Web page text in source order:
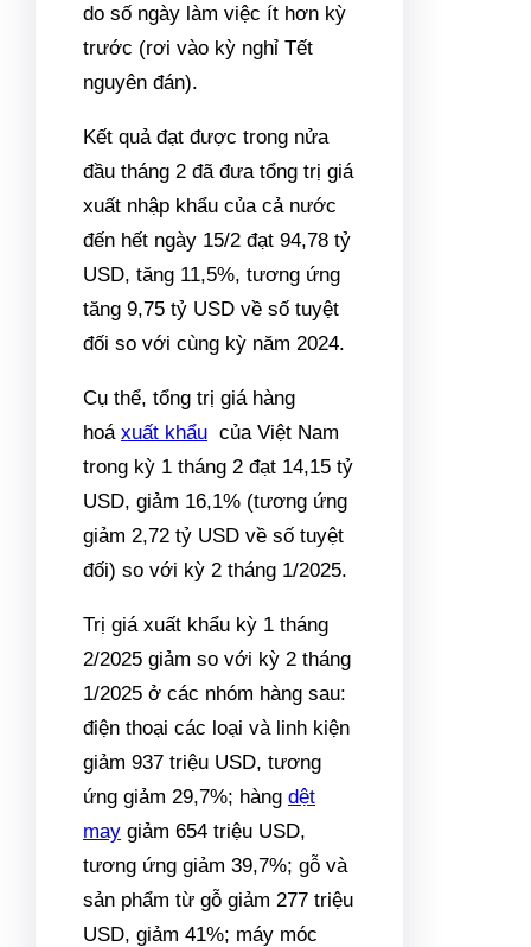
do số ngày làm việc ít hơn kỳ
trước (rơi vào kỳ nghỉ Tết
nguyên đán).
Kết quả đạt được trong nửa
đầu tháng 2 đã đưa tổng trị giá
xuất nhập khẩu của cả nước
đến hết ngày 15/2 đạt 94,78 tỷ
USD, tăng 11,5%, tương ứng
tăng 9,75 tỷ USD về số tuyệt
đối so với cùng kỳ năm 2024.
Cụ thể, tổng trị giá hàng
hoá xuất khẩu của Việt Nam
trong kỳ 1 tháng 2 đạt 14,15 tỷ
USD, giảm 16,1% (tương ứng
giảm 2,72 tỷ USD về số tuyệt
đối) so với kỳ 2 tháng 1/2025.
Trị giá xuất khẩu kỳ 1 tháng
2/2025 giảm so với kỳ 2 tháng
1/2025 ở các nhóm hàng sau:
điện thoại các loại và linh kiện
giảm 937 triệu USD, tương
ứng giảm 29,7%; hàng dệt
may giảm 654 triệu USD,
tương ứng giảm 39,7%; gỗ và
sản phẩm từ gỗ giảm 277 triệu
USD, giảm 41%; máy móc